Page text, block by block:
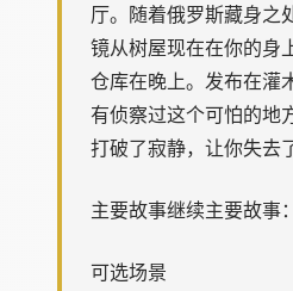
厅。随着俄罗斯藏身之
镜从树屋现在在你的身
仓库在晚上。发布在灌
有侦察过这个可怕的地
打破了寂静，让你失去
主要故事继续主要故事
可选场景